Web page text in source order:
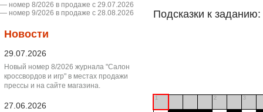
― номер 8/2026 в продаже с 29.07.2026
― номер 9/2026 в продаже с 28.08.2026
Новости
29.07.2026
Новый номер 8/2026 журнала "Салон
кроссвордов и игр" в местах продажи
прессы и на сайте магазина.
27.06.2026
Подсказки к заданию:
1 2 3